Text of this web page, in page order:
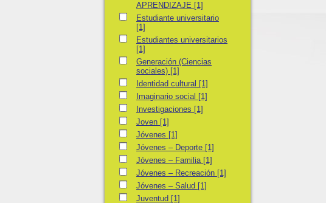
APRENDIZAJE [1]
Estudiante universitario
Estudiante universitario
[1]
Estudiantes universitarios
Estudiantes universitarios
[1]
Generación (Ciencias sociales)
Generación (Ciencias
sociales) [1]
Identidad cultural
Identidad cultural [1]
Imaginario social
Imaginario social [1]
Investigaciones
Investigaciones [1]
JovenJoven [1]
JóvenesJóvenes [1]
Jóvenes – Deporte
Jóvenes – Deporte [1]
Jóvenes – Familia
Jóvenes – Familia [1]
Jóvenes – Recreación
Jóvenes – Recreación [1]
Jóvenes – Salud
Jóvenes – Salud [1]
JuventudJuventud [1]